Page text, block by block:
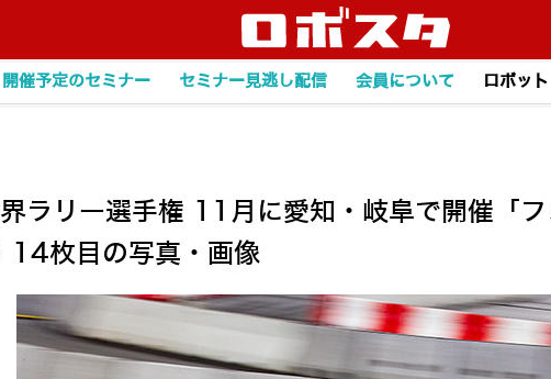
開催予定のセミナー セミナー見逃し配信 会員について ロボット
ラリー選手権 11月に愛知・岐阜で開催「
枚目の写真・画像